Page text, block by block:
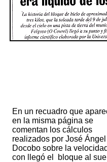
En un recuadro que
en la misma página se
comentan los cálculos
realizados por José Ángel
Docobo sobre la
con llegó el bloque al